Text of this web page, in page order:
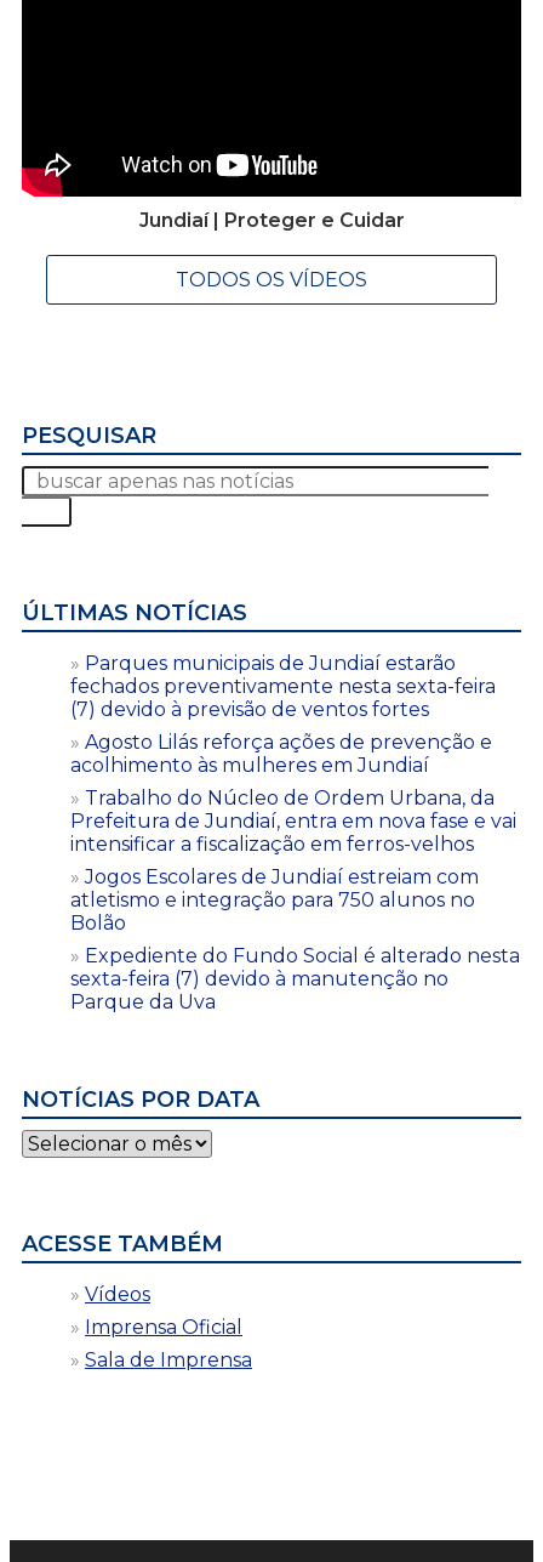
Jundiaí | Proteger e Cuidar
TODOS OS VÍDEOS
PESQUISAR
ÚLTIMAS NOTÍCIAS
Parques municipais de Jundiaí estarão
fechados preventivamente nesta sexta-feira
(7) devido à previsão de ventos fortes
Agosto Lilás reforça ações de prevenção e
acolhimento às mulheres em Jundiaí
Trabalho do Núcleo de Ordem Urbana, da
Prefeitura de Jundiaí, entra em nova fase e vai
intensificar a fiscalização em ferros-velhos
Jogos Escolares de Jundiaí estreiam com
atletismo e integração para 750 alunos no
Bolão
Expediente do Fundo Social é alterado nesta
sexta-feira (7) devido à manutenção no
Parque da Uva
NOTÍCIAS POR DATA
Notícias
por
ACESSE TAMBÉM
Vídeos
Imprensa Oficial
Sala de Imprensa